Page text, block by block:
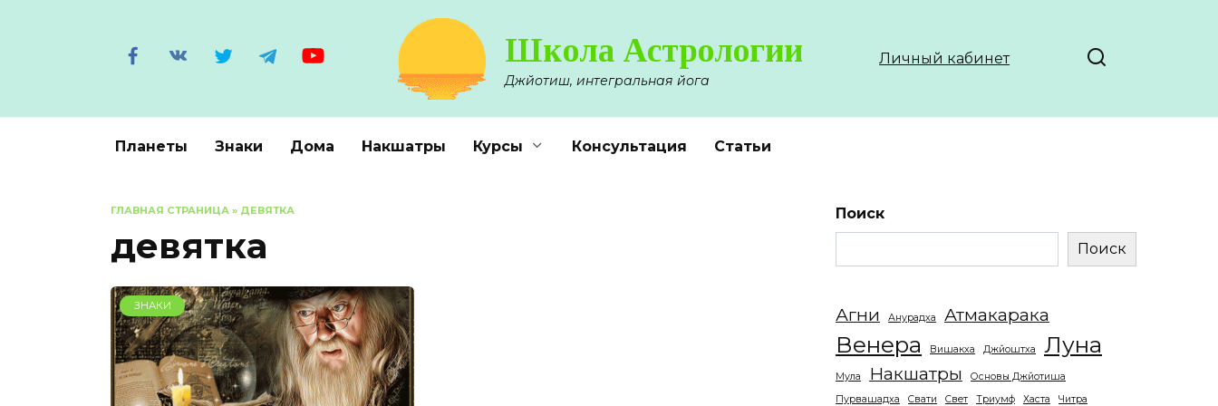
Школа Астрологии
Джйотиш, интегральная йога
Личный кабинет
Планеты Знаки Дома Накшатры Курсы Консультация Статьи
ГЛАВНАЯ СТРАНИЦА » ДЕВЯТКА
девятка
ЗНАКИ
Поиск
Поиск
Агни Анурадха Атмакарака
Венера Вишакха Джйоштха Луна
Мула Накшатры
Основы Джйотиша
Пурвашадха
Свати Свет Триумф Хаста Читра